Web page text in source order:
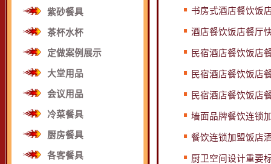
紫砂餐具
茶杯水杯
定做案例展示
大堂用品
会议用品
冷菜餐具
厨房餐具
各客餐具
书房式酒店餐饮饭
酒店餐饮饭店餐厅
民宿酒店餐饮饭店
民宿酒店餐饮饭店
民宿酒店餐饮饭店
墙面品牌餐饮连锁
餐饮连锁加盟饭店
厨卫空间设计重要